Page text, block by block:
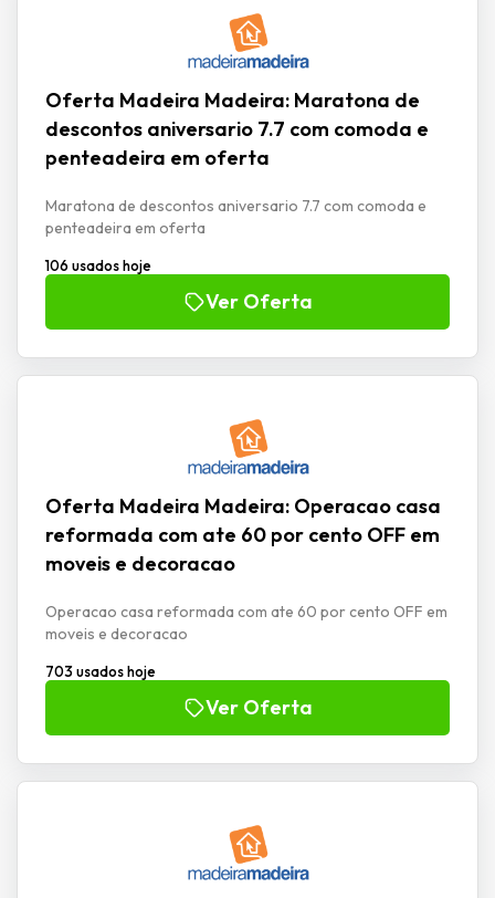
Oferta Madeira Madeira: Maratona de
descontos aniversario 7.7 com comoda e
penteadeira em oferta
Maratona de descontos aniversario 7.7 com comoda e
penteadeira em oferta
106 usados hoje
Ver Oferta
Oferta Madeira Madeira: Operacao casa
reformada com ate 60 por cento OFF em
moveis e decoracao
Operacao casa reformada com ate 60 por cento OFF em
moveis e decoracao
703 usados hoje
Ver Oferta